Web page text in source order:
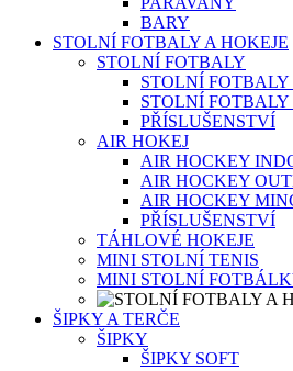
BARY
STOLNÍ FOTBALY A HOKEJE
STOLNÍ FOTBALY
STOLNÍ FOTBALY
STOLNÍ FOTBALY
PŘÍSLUŠENSTVÍ
AIR HOKEJ
AIR HOCKEY
AIR HOCKEY
AIR HOCKEY
PŘÍSLUŠENSTVÍ
TÁHLOVÉ HOKEJE
MINI STOLNÍ TENIS
MINI STOLNÍ
ŠIPKY A TERČE
ŠIPKY
ŠIPKY SOFT